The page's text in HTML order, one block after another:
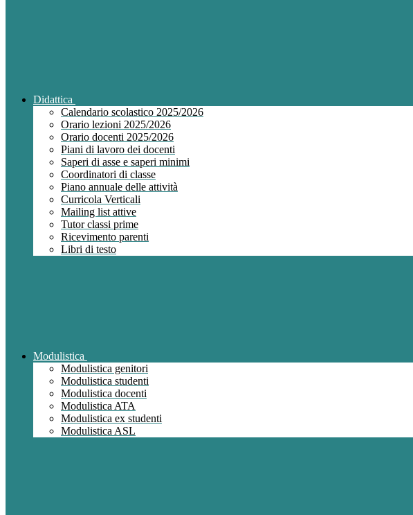
Didattica
Calendario scolastico 2025/2026
Orario lezioni 2025/2026
Orario docenti 2025/2026
Piani di lavoro dei docenti
Saperi di asse e saperi minimi
Coordinatori di classe
Piano annuale delle attività
Curricola Verticali
Mailing list attive
Tutor classi prime
Ricevimento parenti
Libri di testo
Modulistica
Modulistica genitori
Modulistica studenti
Modulistica docenti
Modulistica ATA
Modulistica ex studenti
Modulistica ASL